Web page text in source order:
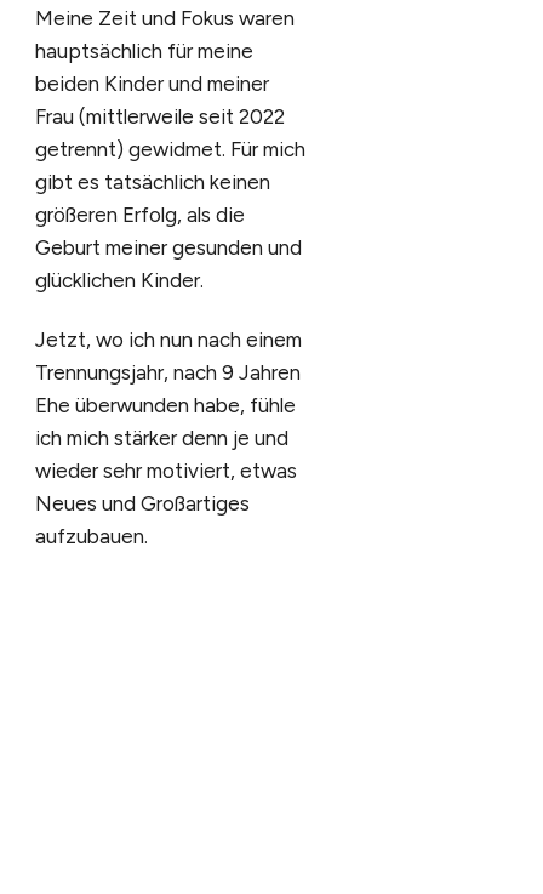
Meine Zeit und Fokus waren
hauptsächlich für meine
beiden Kinder und meiner
Frau (mittlerweile seit 2022
getrennt) gewidmet. Für mich
gibt es tatsächlich keinen
größeren Erfolg, als die
Geburt meiner gesunden und
glücklichen Kinder.
Jetzt, wo ich nun nach einem
Trennungsjahr, nach 9 Jahren
Ehe überwunden habe, fühle
ich mich stärker denn je und
wieder sehr motiviert, etwas
Neues und Großartiges
aufzubauen.